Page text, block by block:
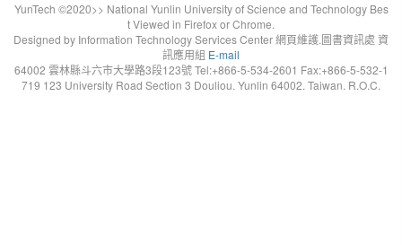
YunTech ©2020>> National Yunlin University of Science and Technology Bes
t Viewed in Firefox or Chrome.
Designed by Information Technology Services Center 網頁維護.圖書資訊處 資
訊應用組 E-mail
64002 雲林縣斗六市大學路3段123號 Tel:+866-5-534-2601 Fax:+866-5-532-1
719 123 University Road Section 3 Douliou. Yunlin 64002. Taiwan. R.O.C.